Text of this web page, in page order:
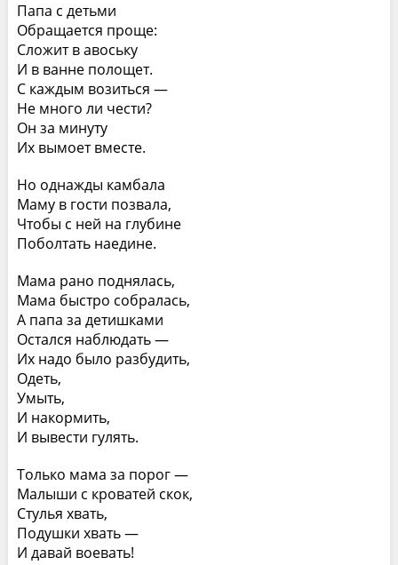
Папа с детьми
Обращается проще:
Сложит в авоську
И в ванне полощет.
С каждым возиться —
Не много ли чести?
Он за минуту
Их вымоет вместе.
Но однажды камбала
Маму в гости позвала,
Чтобы с ней на глубине
Поболтать наедине.
Мама рано поднялась,
Мама быстро собралась,
А папа за детишками
Остался наблюдать —
Их надо было разбудить,
Одеть,
Умыть,
И накормить,
И вывести гулять.
Только мама за порог —
Малыши с кроватей скок,
Стулья хвать,
Подушки хвать —
И давай воевать!